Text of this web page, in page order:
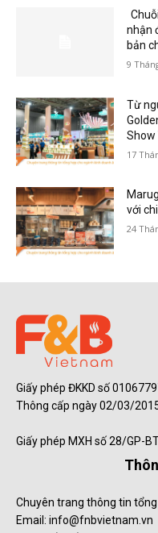
nhận
bản
9
Từ
Show
17
với
24
Giấy phép ĐKKD số
Thông cấp ngày 02/03/
Giấy phép MXH số 28/GP-
Chuyên trang thông tin
Email: info@fnbvietnam.vn